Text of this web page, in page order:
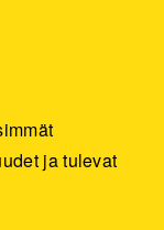
ja tulevat